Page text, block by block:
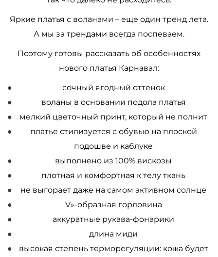
Яркие платья с воланами – еще один тренд лета.
А мы за трендами всегда поспеваем.
Поэтому готовы рассказать об особенностях
нового платья Карнавал:
сочный ягодный оттенок
воланы в основании подола платья
мелкий цветочный принт, который не полнит
платье стилизуется с обувью на плоской
подошве и каблуке
выполнено из 100% вискозы
плотная и комфортная к телу ткань
не выгорает даже на самом активном солнце
V»-образная горловина
аккуратные рукава-фонарики
длина миди
высокая степень терморегуляции: кожа будет